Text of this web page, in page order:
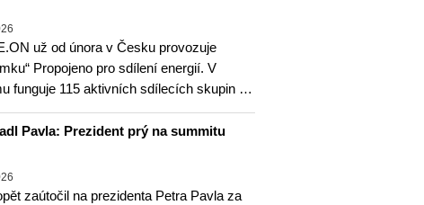
už od února v Česku provozuje
Propojeno pro sdílení energií. V
funguje 115 aktivních sdílecích skupin …
Pavla: Prezident prý na summitu
zaútočil na prezidenta Petra Pavla za